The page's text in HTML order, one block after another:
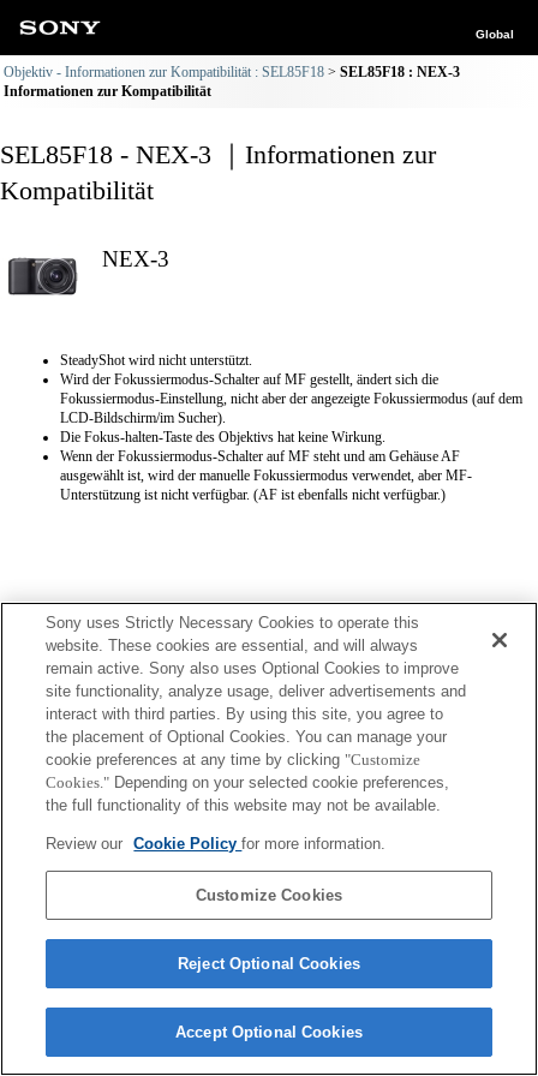
Global
Objektiv - Informationen zur Kompatibilität : SEL85F18
SEL85F18 : NEX-3
Informationen zur Kompatibilität
SEL85F18 - NEX-3 ｜Informationen zur
Kompatibilität
NEX-3
SteadyShot wird nicht unterstützt.
Wird der Fokussiermodus-Schalter auf MF gestellt, ändert sich die
Fokussiermodus-Einstellung, nicht aber der angezeigte Fokussiermodus (auf dem
LCD-Bildschirm/im Sucher).
Die Fokus-halten-Taste des Objektivs hat keine Wirkung.
Wenn der Fokussiermodus-Schalter auf MF steht und am Gehäuse AF
ausgewählt ist, wird der manuelle Fokussiermodus verwendet, aber MF-
Unterstützung ist nicht verfügbar. (AF ist ebenfalls nicht verfügbar.)
Terms of Use Contact Us
Copyright 2026 Sony Corporation
Sony uses Strictly Necessary Cookies to operate this
website. These cookies are essential, and will always
remain active. Sony also uses Optional Cookies to improve
site functionality, analyze usage, deliver advertisements and
interact with third parties. By using this site, you agree to
the placement of Optional Cookies. You can manage your
cookie preferences at any time by clicking "Customize
Cookies." Depending on your selected cookie preferences,
the full functionality of this website may not be available.
Review our Cookie Policyfor more information.
Customize Cookies
Reject Optional Cookies
Accept Optional Cookies